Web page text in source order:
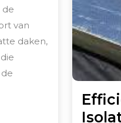
vierkante
meter:
bepaalt
de
van
daken,